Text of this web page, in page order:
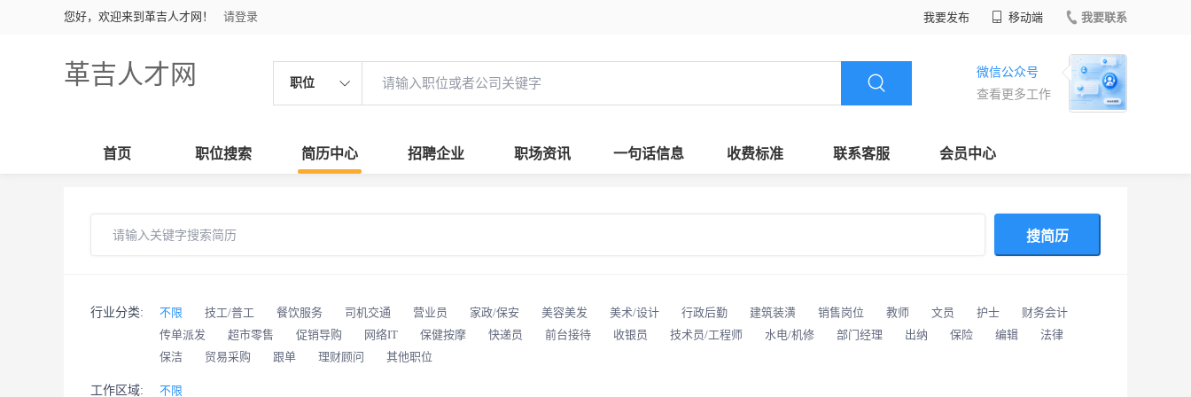
您好，欢迎来到革吉人才网！ 请登录 我要发布 移动端 我要联系
革吉人才网 职位
微信公众号
查看更多工作
首页 职位搜索 简历中心 招聘企业 职场资讯 一句话信息 收费标准 联系客服 会员中心
搜简历
行业分类: 不限 技工/普工 餐饮服务 司机交通 营业员 家政/保安 美容美发 美术/设计 行政后勤 建筑装潢 销售岗位 教师 文员 护士
财务会计
传单派发
超市零售 促销导购 网络IT 保健按摩 快递员 前台接待 收银员 技术员/工程师 水电/机修 部门经理 出纳 保险 编辑
法律
保洁
贸易采购 跟单 理财顾问 其他职位
工作区域: 不限